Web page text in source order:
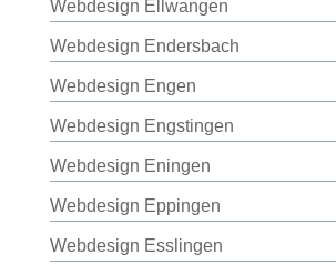
Webdesign Ellwangen
Webdesign Endersbach
Webdesign Engen
Webdesign Engstingen
Webdesign Eningen
Webdesign Eppingen
Webdesign Esslingen